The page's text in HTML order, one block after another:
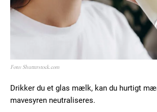
Foto: Shutterstock.com
Drikker du et glas mælk, kan du hurtigt
mavesyren neutraliseres.